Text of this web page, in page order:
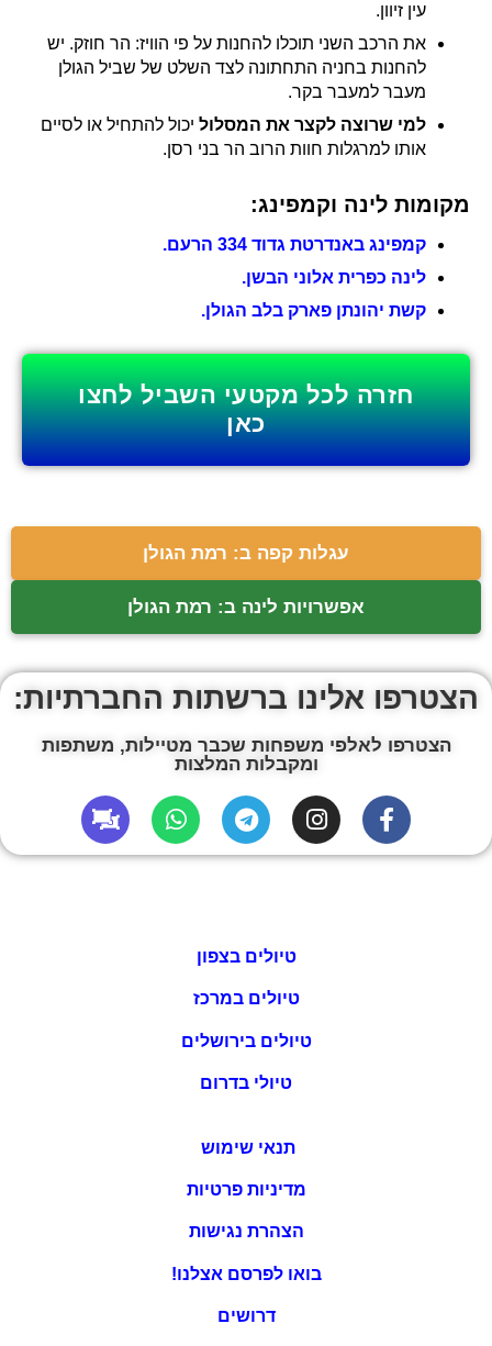
עין זיוון.
את הרכב השני תוכלו להחנות על פי הוויז: הר חוזק. יש
להחנות בחניה התחתונה לצד השלט של שביל הגולן
מעבר למעבר בקר.
למי שרוצה לקצר את המסלול יכול להתחיל או לסיים
אותו למרגלות חוות הרוב הר בני רסן.
מקומות לינה וקמפינג:
קמפינג באנדרטת גדוד 334 הרעם.
לינה כפרית אלוני הבשן.
קשת יהונתן פארק בלב הגולן.
חזרה לכל מקטעי השביל לחצו
כאן
עגלות קפה ב: רמת הגולן
אפשרויות לינה ב: רמת הגולן
הצטרפו אלינו ברשתות החברתיות:
הצטרפו לאלפי משפחות שכבר מטיילות, משתפות
ומקבלות המלצות
טיולים בצפון
טיולים במרכז
טיולים בירושלים
טיולי בדרום
תנאי שימוש
מדיניות פרטיות
הצהרת נגישות
בואו לפרסם אצלנו!
דרושים